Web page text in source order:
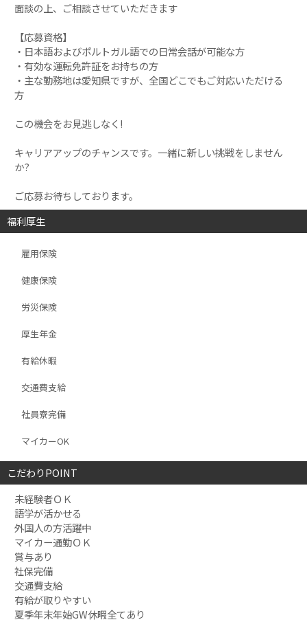
面談の上、ご相談させていただきます
【応募資格】
・日本語およびポルトガル語での日常会話が可能な方
・有効な運転免許証をお持ちの方
・主な勤務地は愛知県ですが、全国どこでもご対応いただける
方
この機会をお見逃しなく!
キャリアアップのチャンスです。一緒に新しい挑戦をしません
か?
ご応募お待ちしております。
福利厚生
雇用保険
健康保険
労災保険
厚生年金
有給休暇
交通費支給
社員寮完備
マイカーOK
こだわりPOINT
未経験者ＯＫ
語学が活かせる
外国人の方活躍中
マイカー通勤ＯＫ
賞与あり
社保完備
交通費支給
有給が取りやすい
夏季年末年始GW休暇全てあり